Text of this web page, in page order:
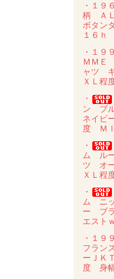
・１９
柄 Ａ
ボタン
１６ｈ
・１９
ＭＭＥ
ャツ
ＸＬ程
・
ン ブ
ネイビ
度 Ｍ
・
ム ルー
ツ オ
ＸＬ程
・
ム ニ
ー ブ
エスト
・１９
フラン
ーＪＫ
度 身